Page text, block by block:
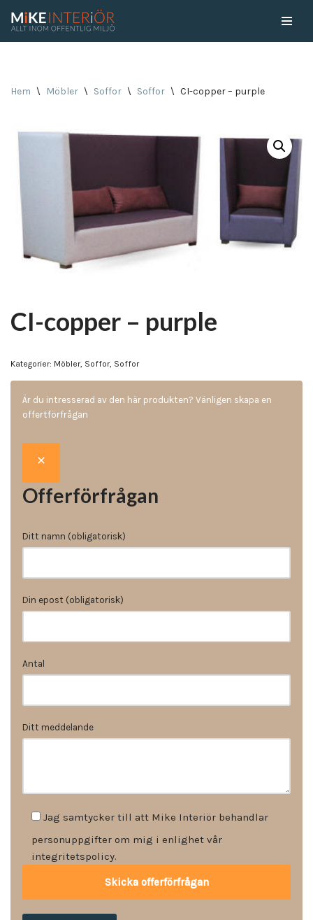
Hem \ Möbler \ Soffor \ Soffor \ CI-copper – purple
CI-copper – purple
Kategorier: Möbler, Soffor, Soffor
Är du intresserad av den här produkten? Vänligen skapa en
offertförfrågan
Offerförfrågan
Ditt namn (obligatorisk)
Din epost (obligatorisk)
Antal
Ditt meddelande
Jag samtycker till att Mike Interiör behandlar
personuppgifter om mig i enlighet vår
integritetspolicy.